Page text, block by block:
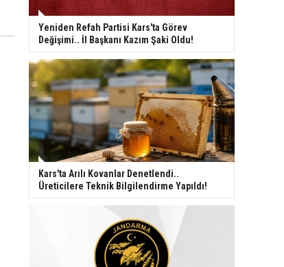
Yeniden Refah Partisi Kars'ta Görev
Değişimi.. İl Başkanı Kazım Şaki Oldu!
Kars'ta Arılı Kovanlar Denetlendi..
Üreticilere Teknik Bilgilendirme Yapıldı!